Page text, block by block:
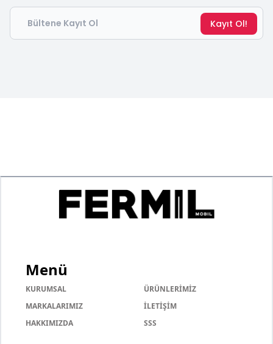
Email
Kayıt Ol!
Menü
KURUMSAL
ÜRÜNLERİMİZ
MARKALARIMIZ
İLETİŞİM
HAKKIMIZDA
SSS